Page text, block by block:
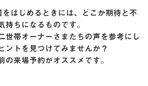
をはじめるときには、どこか期待と不
持ちになるものです。
世帯オーナーさまたちの声を参考にし
ントを見つけてみませんか？
の来場予約がオススメです。